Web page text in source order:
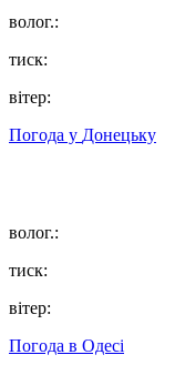
волог.:
тиск:
вітер:
Погода у Донецьку
волог.:
тиск:
вітер:
Погода в Одесі